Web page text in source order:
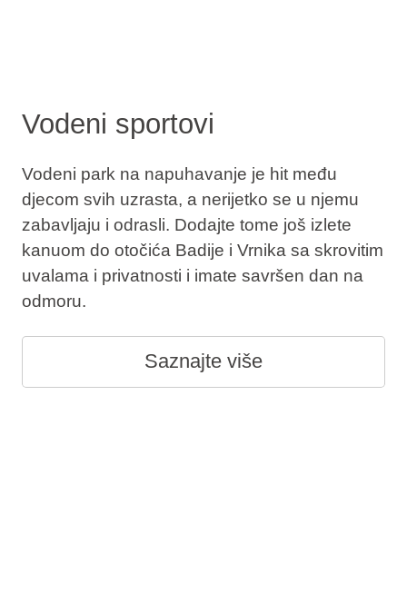
Vodeni sportovi
Vodeni park na napuhavanje je hit među
djecom svih uzrasta, a nerijetko se u njemu
zabavljaju i odrasli. Dodajte tome još izlete
kanuom do otočića Badije i Vrnika sa skrovitim
uvalama i privatnosti i imate savršen dan na
odmoru.
Saznajte više